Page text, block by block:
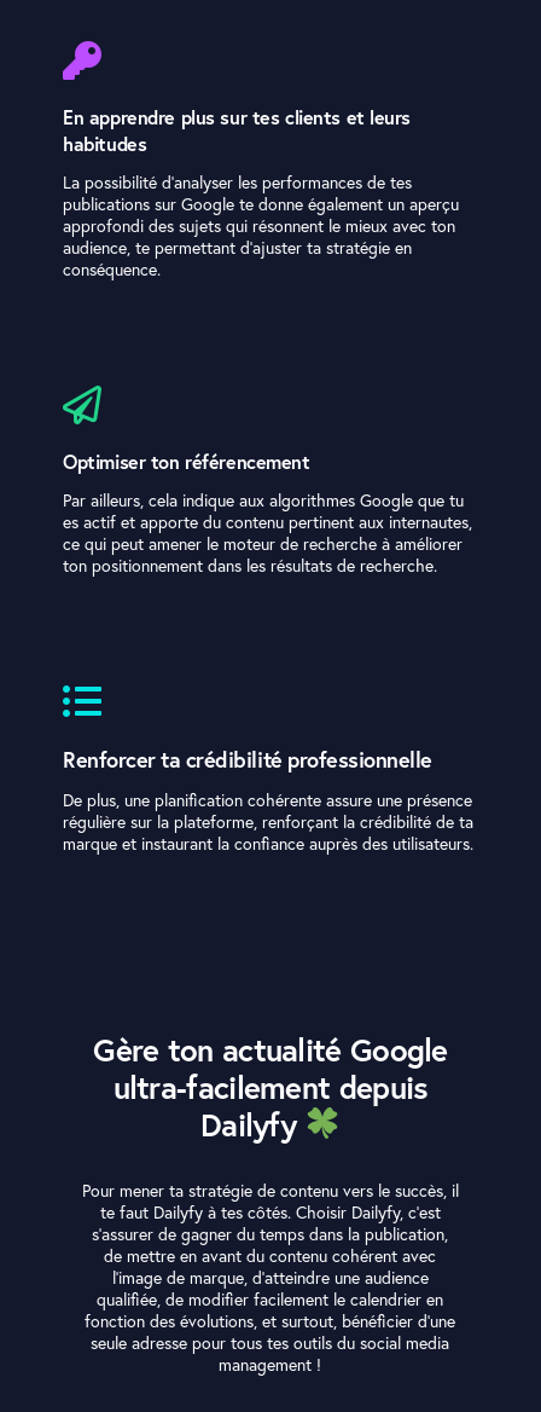
En apprendre plus sur tes clients et leurs
habitudes
La possibilité d’analyser les performances de tes
publications sur Google te donne également un aperçu
approfondi des sujets qui résonnent le mieux avec ton
audience, te permettant d’ajuster ta stratégie en
conséquence.
Optimiser ton référencement
Par ailleurs, cela indique aux algorithmes Google que tu
es actif et apporte du contenu pertinent aux internautes,
ce qui peut amener le moteur de recherche à améliorer
ton positionnement dans les résultats de recherche.
Renforcer ta crédibilité professionnelle
De plus, une planification cohérente assure une présence
régulière sur la plateforme, renforçant la crédibilité de ta
marque et instaurant la confiance auprès des utilisateurs.
Gère ton actualité Google
ultra-facilement depuis
Dailyfy
Pour mener ta stratégie de contenu vers le succès, il
te faut Dailyfy à tes côtés. Choisir Dailyfy, c’est
s’assurer de gagner du temps dans la publication,
de mettre en avant du contenu cohérent avec
l’image de marque, d’atteindre une audience
qualifiée, de modifier facilement le calendrier en
fonction des évolutions, et surtout, bénéficier d’une
seule adresse pour tous tes outils du social media
management !